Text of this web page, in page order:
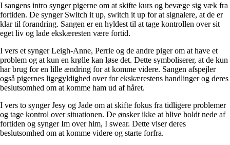
I sangens intro synger pigerne om at skifte kurs og bevæge sig væk fra
fortiden. De synger Switch it up, switch it up for at signalere, at de er
klar til forandring. Sangen er en hyldest til at tage kontrollen over sit
eget liv og lade ekskæresten være fortid.
I vers et synger Leigh-Anne, Perrie og de andre piger om at have et
problem og at kun en krølle kan løse det. Dette symboliserer, at de kun
har brug for en lille ændring for at komme videre. Sangen afspejler
også pigernes ligegyldighed over for ekskærestens handlinger og deres
beslutsomhed om at komme ham ud af håret.
I vers to synger Jesy og Jade om at skifte fokus fra tidligere problemer
og tage kontrol over situationen. De ønsker ikke at blive holdt nede af
fortiden og synger Im over him, I swear. Dette viser deres
beslutsomhed om at komme videre og starte forfra.